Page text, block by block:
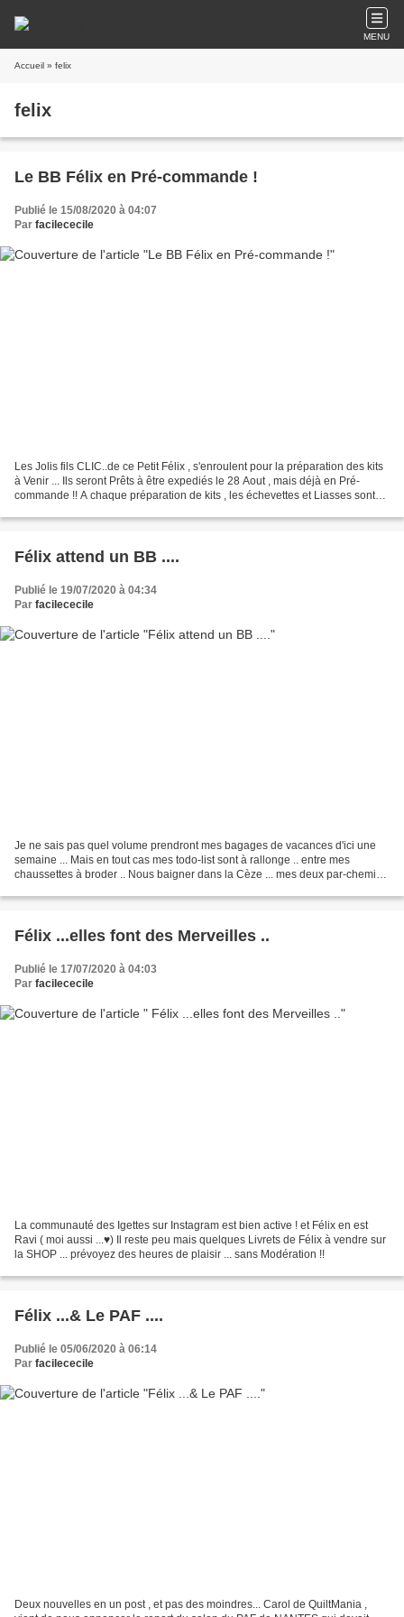
MENU
Accueil » felix
felix
Le BB Félix en Pré-commande !
Publié le 15/08/2020 à 04:07
Par facilececile
Les Jolis fils CLIC..de ce Petit Félix , s'enroulent pour la préparation des kits
à Venir ... Ils seront Prêts à être expediés le 28 Aout , mais déjà en Pré-
commande !! A chaque préparation de kits , les échevettes et Liasses sont
Félix attend un BB ....
Publié le 19/07/2020 à 04:34
Par facilececile
Je ne sais pas quel volume prendront mes bagages de vacances d'ici une
semaine ... Mais en tout cas mes todo-list sont à rallonge .. entre mes
chaussettes à broder .. Nous baigner dans la Cèze ... mes deux par-chemins
Félix ...elles font des Merveilles ..
Publié le 17/07/2020 à 04:03
Par facilececile
La communauté des Igettes sur Instagram est bien active ! et Félix en est
Ravi ( moi aussi ...♥) Il reste peu mais quelques Livrets de Félix à vendre sur
la SHOP ... prévoyez des heures de plaisir ... sans Modération !!
Félix ...& Le PAF ....
Publié le 05/06/2020 à 06:14
Par facilececile
Deux nouvelles en un post , et pas des moindres... Carol de QuiltMania ,